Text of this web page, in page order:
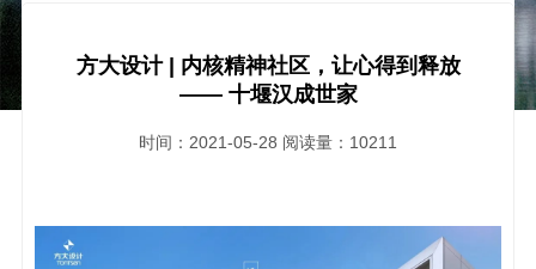
方大设计 | 内核精神社区，让心得到释放
—— 十堰汉成世家
时间：2021-05-28 阅读量：10211